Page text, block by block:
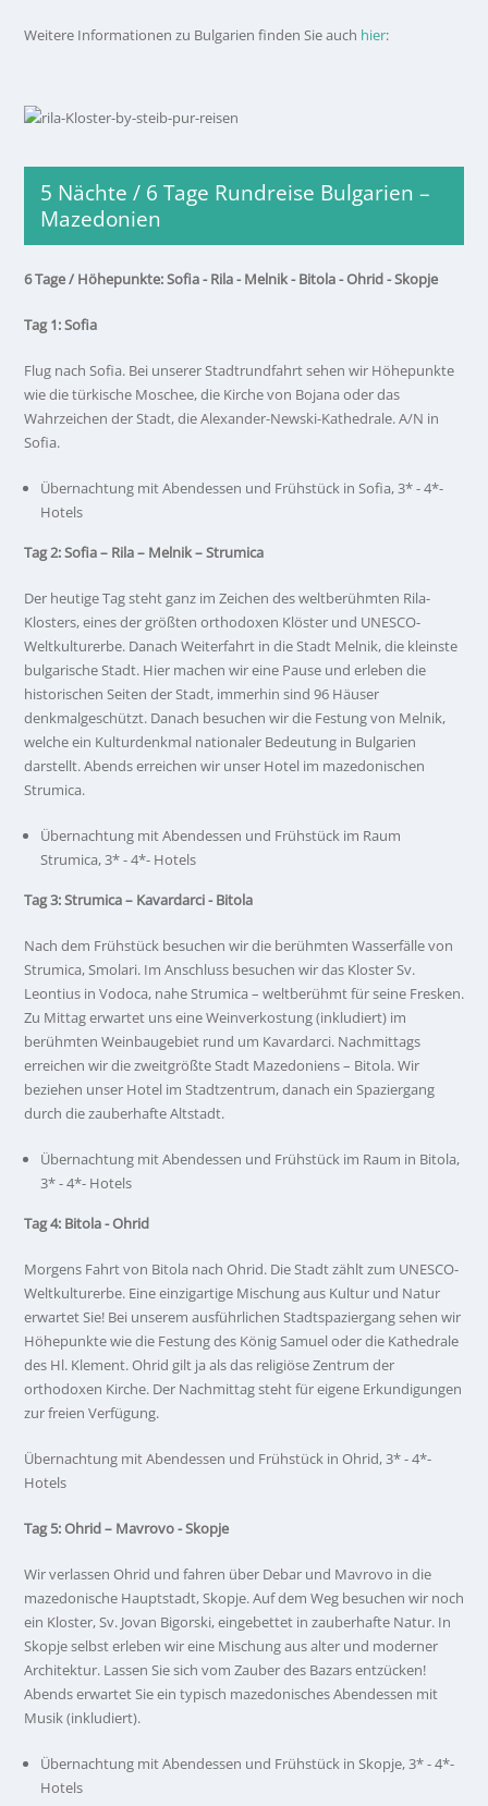
Weitere Informationen zu Bulgarien finden Sie auch hier:
5 Nächte / 6 Tage Rundreise Bulgarien –
Mazedonien
6 Tage / Höhepunkte: Sofia - Rila - Melnik - Bitola - Ohrid - Skopje
Tag 1: Sofia
Flug nach Sofia. Bei unserer Stadtrundfahrt sehen wir Höhepunkte
wie die türkische Moschee, die Kirche von Bojana oder das
Wahrzeichen der Stadt, die Alexander-Newski-Kathedrale. A/N in
Sofia.
Übernachtung mit Abendessen und Frühstück in Sofia, 3* - 4*-
Hotels
Tag 2: Sofia – Rila – Melnik – Strumica
Der heutige Tag steht ganz im Zeichen des weltberühmten Rila-
Klosters, eines der größten orthodoxen Klöster und UNESCO-
Weltkulturerbe. Danach Weiterfahrt in die Stadt Melnik, die kleinste
bulgarische Stadt. Hier machen wir eine Pause und erleben die
historischen Seiten der Stadt, immerhin sind 96 Häuser
denkmalgeschützt. Danach besuchen wir die Festung von Melnik,
welche ein Kulturdenkmal nationaler Bedeutung in Bulgarien
darstellt. Abends erreichen wir unser Hotel im mazedonischen
Strumica.
Übernachtung mit Abendessen und Frühstück im Raum
Strumica, 3* - 4*- Hotels
Tag 3: Strumica – Kavardarci - Bitola
Nach dem Frühstück besuchen wir die berühmten Wasserfälle von
Strumica, Smolari. Im Anschluss besuchen wir das Kloster Sv.
Leontius in Vodoca, nahe Strumica – weltberühmt für seine Fresken.
Zu Mittag erwartet uns eine Weinverkostung (inkludiert) im
berühmten Weinbaugebiet rund um Kavardarci. Nachmittags
erreichen wir die zweitgrößte Stadt Mazedoniens – Bitola. Wir
beziehen unser Hotel im Stadtzentrum, danach ein Spaziergang
durch die zauberhafte Altstadt.
Übernachtung mit Abendessen und Frühstück im Raum in Bitola,
3* - 4*- Hotels
Tag 4: Bitola - Ohrid
Morgens Fahrt von Bitola nach Ohrid. Die Stadt zählt zum UNESCO-
Weltkulturerbe. Eine einzigartige Mischung aus Kultur und Natur
erwartet Sie! Bei unserem ausführlichen Stadtspaziergang sehen wir
Höhepunkte wie die Festung des König Samuel oder die Kathedrale
des Hl. Klement. Ohrid gilt ja als das religiöse Zentrum der
orthodoxen Kirche. Der Nachmittag steht für eigene Erkundigungen
zur freien Verfügung.
Übernachtung mit Abendessen und Frühstück in Ohrid, 3* - 4*-
Hotels
Tag 5: Ohrid – Mavrovo - Skopje
Wir verlassen Ohrid und fahren über Debar und Mavrovo in die
mazedonische Hauptstadt, Skopje. Auf dem Weg besuchen wir noch
ein Kloster, Sv. Jovan Bigorski, eingebettet in zauberhafte Natur. In
Skopje selbst erleben wir eine Mischung aus alter und moderner
Architektur. Lassen Sie sich vom Zauber des Bazars entzücken!
Abends erwartet Sie ein typisch mazedonisches Abendessen mit
Musik (inkludiert).
Übernachtung mit Abendessen und Frühstück in Skopje, 3* - 4*-
Hotels